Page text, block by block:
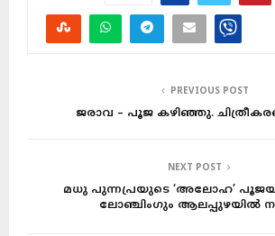
PREVIOUS POST
ജരാവ – പൂജ കഴിഞ്ഞു.
NEXT POST
മധു പുന്നപ്രയുടെ ‘അലോഹ’
ലോഞ്ചിംഗും ആലപ്പുഴയിൽ